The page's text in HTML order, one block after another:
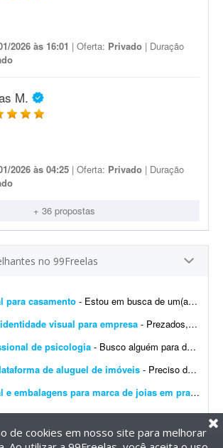
2026 às 16:01 | Oferta: Privado | Duração
M.
2026 às 04:25 | Oferta: Privado | Duração
+ 36 propostas
no 99Freelas
para casamento - Estou em busca de um(a) designer para desenvolver a identidade visual para o meu casamento. O estilo será inspirado no universo medieval/encantado; temos como referência O Senhor dos A...
visual para empresa - Prezados, tenho uma pessoa em mente para o trabalho e a direcionarei a este projeto. Trata-se da criação de logotipo e identidade visual para a empresa do agronegócio Agromation.
de psicologia - Busco alguém para desenvolver uma identidade visual para meu instagram como profissional de psicologia.
de aluguel de imóveis - Preciso de um designer para produzir os arquivos finais de um logotipo já 100% definido. Não é um trabalho de criação ou conceito - o logotipo, as cores, a tipogr...
Identidade visual e embalagens para marca de joias em prata-
de cookies em nosso site para melhorar